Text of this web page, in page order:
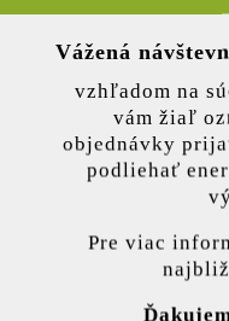
používa súbory cookie,
Vážená
vzhľadom na
vám žiaľ
objednávky
podliehať
Pre viac